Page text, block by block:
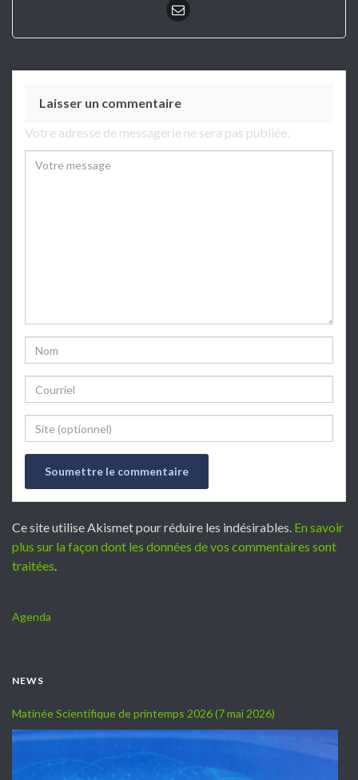
Laisser un commentaire
Votre adresse de messagerie ne sera pas publiée.
Comment
Name
Email
Website
Ce site utilise Akismet pour réduire les indésirables. En savoir
plus sur la façon dont les données de vos commentaires sont
traitées.
Agenda
NEWS
Matinée Scientifique de printemps 2026 (7 mai 2026)